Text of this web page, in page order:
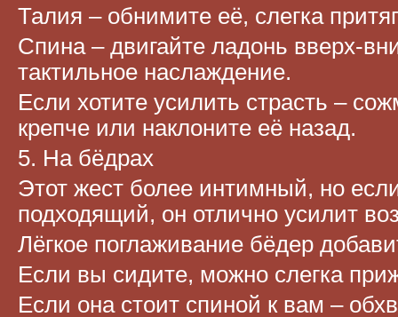
Талия – обнимите её, слегка
Спина – двигайте ладонь вверх-
тактильное наслаждение.
Если хотите усилить страсть –
крепче или наклоните её назад.
5. На бёдрах
Этот жест более интимный, но
подходящий, он отлично усилит
Лёгкое поглаживание бёдер
Если вы сидите, можно слегка
Если она стоит спиной к вам –